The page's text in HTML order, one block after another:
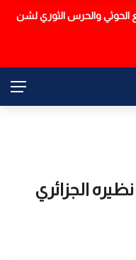
والحرس الثوري لشن
الجزائري